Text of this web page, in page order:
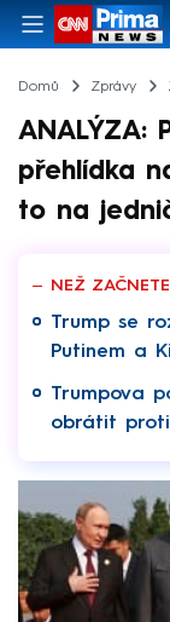
Domů Zprávy
ANALÝZA:
přehlídka
to na
NEŽ
Trump se
Putinem a
Trumpova
obrátit proti